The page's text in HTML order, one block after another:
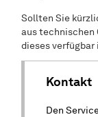
Sollten Sie
aus technischen
dieses verfügbar
Kontakt
Den